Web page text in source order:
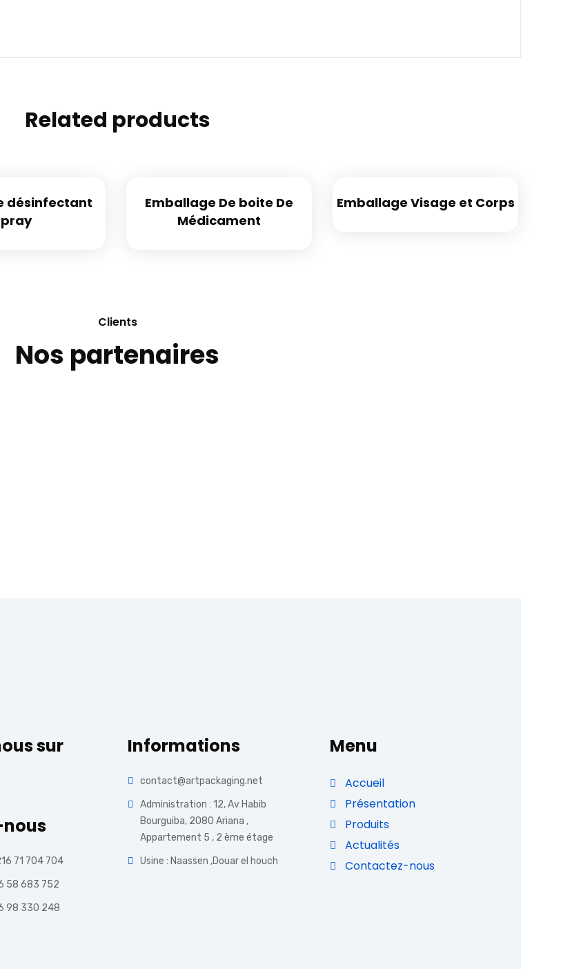
Related products
désinfectant
Emballage De boite De
Médicament
Emballage Visage et Corps
Clients
Nos partenaires
sur
71 704 704
58 683 752
98 330 248
Informations
contact@artpackaging.net
Administration : 12, Av Habib
Bourguiba, 2080 Ariana ,
Appartement 5 , 2 ème étage
Usine : Naassen ,Douar el houch
Menu
Accueil
Présentation
Produits
Actualités
Contactez-nous